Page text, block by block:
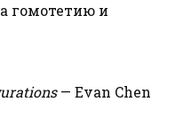
гомотетию и
— Evan Chen